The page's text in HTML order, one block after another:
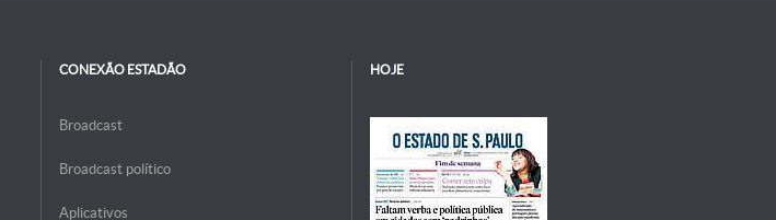
CONEXÃO ESTADÃO
Broadcast
Broadcast político
Aplicativos
HOJE